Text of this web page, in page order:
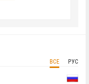
ВСЕ РУС